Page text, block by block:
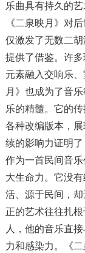
乐曲具有持久的
《二泉映月》对
仅激发了无数二
提供了借鉴。许
元素融入交响乐
月》也成为了音
乐的精髓。它的
各种改编版本，
续的影响力证明了
作为一首民间音
大生命力。它没
活、源于民间，
正的艺术往往扎
人，他的音乐直
力和感染力。《